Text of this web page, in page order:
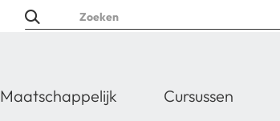
Maatschappelijk Cursussen